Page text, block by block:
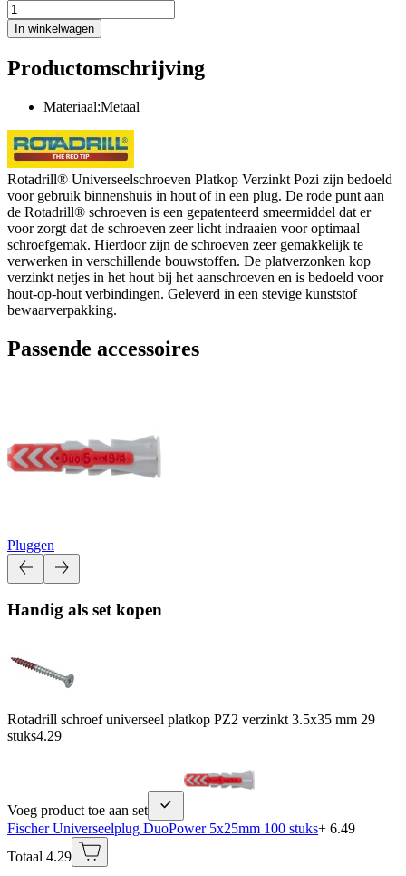
In winkelwagen
Productomschrijving
Materiaal:Metaal
Rotadrill® Universeelschroeven Platkop Verzinkt Pozi zijn bedoeld
voor gebruik binnenshuis in hout of in een plug. De rode punt aan
de Rotadrill® schroeven is een gepatenteerd smeermiddel dat er
voor zorgt dat de schroeven zeer licht indraaien voor optimaal
schroefgemak. Hierdoor zijn de schroeven zeer gemakkelijk te
verwerken in verschillende bouwstoffen. De platverzonken kop
verzinkt netjes in het hout bij het aanschroeven en is bedoeld voor
hout-op-hout verbindingen. Geleverd in een stevige kunststof
bewaarverpakking.
Passende accessoires
Pluggen
Handig als set kopen
Rotadrill schroef universeel platkop PZ2 verzinkt 3.5x35 mm 29
stuks4.29
Voeg product toe aan set
Fischer Universeelplug DuoPower 5x25mm 100 stuks+ 6.49
Totaal 4.29